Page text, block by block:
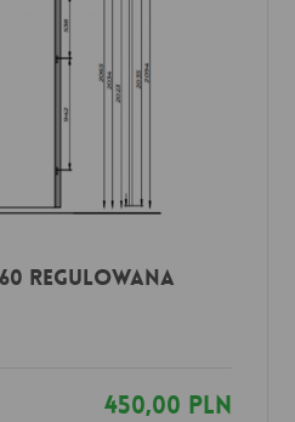
Regulowana
450,00 PLN